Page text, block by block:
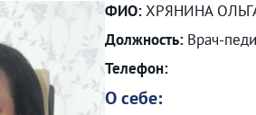
ФИО:ХРЯНИНА
Должность: Врач-
Телефон:
О себе: